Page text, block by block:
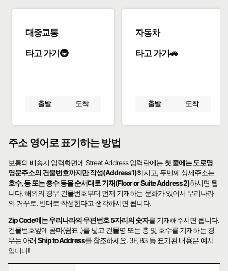
대중교통
타고 가기🚇
출발 도착
자동차
타고 가기🚗
출발 도착
주소 영어로 표기하는 방법
보통의 배송지 입력화면에 Street Address 입력란에는 첫 줄에는 도로명
영문주소의 건물번호까지만 작성(Address1)하시고, 두번째 상세주소는
호수, 동 또는 층수 동을 순서대로 기재(Floor or Suite Address2)하시면 됩
니다. 해외의 경우 건물번호부터 먼저 기재하는 문화가 있어서 우리나라
의 거꾸로, 반대로 작성한다고 생각하시면 됩니다.
Zip Code에는 우리나라의 우편번호 5자리의 숫자를 기재해주시면 됩니다.
건물번호앞에 콤마(쉼표 ,)를 넣고 건물명 또는 층 및 호수를 기재하는 경
우는 아래Ship to Address를 참조하세요. 3F, B3 등 표기된 내용은 예시
입니다!